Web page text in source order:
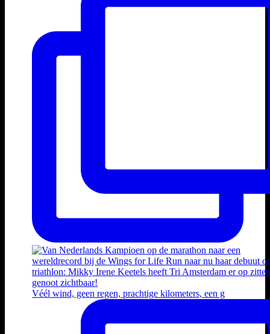
Véél wind, geen regen, prachtige kilometers, een g